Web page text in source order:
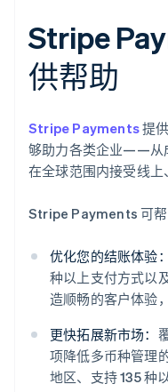
Stripe
供帮助
Stripe Payments提
够助力各类企业——从
在全球范围内接受线上
Stripe Payments 可帮
优化您的结账体验：
种以上支付方式以
造顺畅的客户体验
更快拓展新市场：
项降低多币种管理
地区、支持 135 种